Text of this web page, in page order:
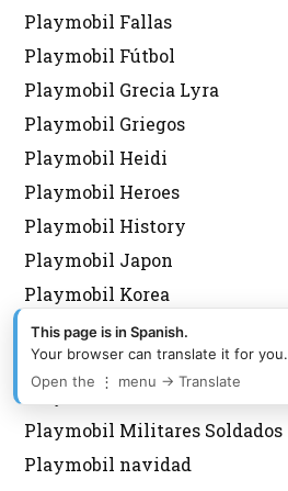
Playmobil Fallas
Playmobil Fútbol
Playmobil Grecia Lyra
Playmobil Griegos
Playmobil Heidi
Playmobil Heroes
Playmobil History
Playmobil Japon
Playmobil Korea
Playmobil Magic
Playmobil medieval
Playmobil Mexico Aurimat
Playmobil Militares Soldados
Playmobil navidad
This page is in Spanish.
Your browser can translate it for you.
Open the ⋮ menu → Translate